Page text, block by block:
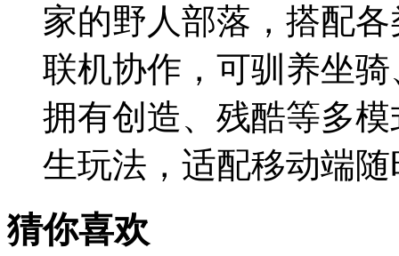
家的野人部落，搭配
联机协作，可驯养坐
拥有创造、残酷等多
生玩法，适配移动端
猜你喜欢